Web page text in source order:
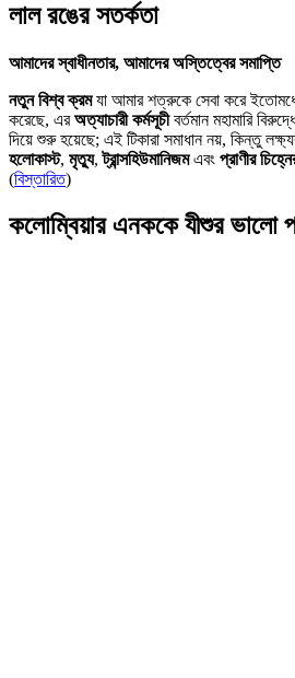
লাল রঙের সতর্কতা
আমাদের স্বাধীনতার, আমাদের অস্তিত্বের সমাপ্তি
নতুন বিশ্ব ক্রমযা আমার শত্রুকে সেবা করে
করেছে, এরঅত্যাচারী কর্মসূচীবর্তমান মহামারি
দিয়ে শুরু হয়েছে; এই টিকারা সমাধান নয়, কিন্তু
হলোকাস্ট, মৃত্যু,ট্রান্সহিউমানিজমএবং প্রাণীর
(বিস্তারিত)
কলোম্বিয়ার এনককে যীশুর ভালো